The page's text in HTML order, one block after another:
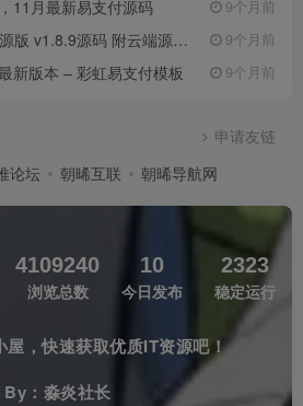
11月最新易支付源码 9个月前
源码 附云端源码+挂机软件 9个月前
新版本 – 彩虹易支付模板 9个月前
申请友链
论坛 朝晞互联 朝晞导航网
4109240
浏览总数
10
今日发布
2323
稳定运行
屋，快速获取优质IT资源吧！
By：淼炎社长